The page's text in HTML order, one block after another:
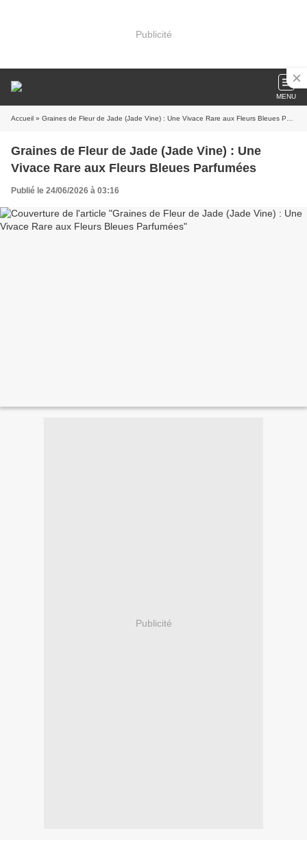
Publicité
MENU
Accueil » Graines de Fleur de Jade (Jade Vine) : Une Vivace Rare aux Fleurs Bleues Parfumées
Graines de Fleur de Jade (Jade Vine) : Une
Vivace Rare aux Fleurs Bleues Parfumées
Publié le 24/06/2026 à 03:16
Publicité